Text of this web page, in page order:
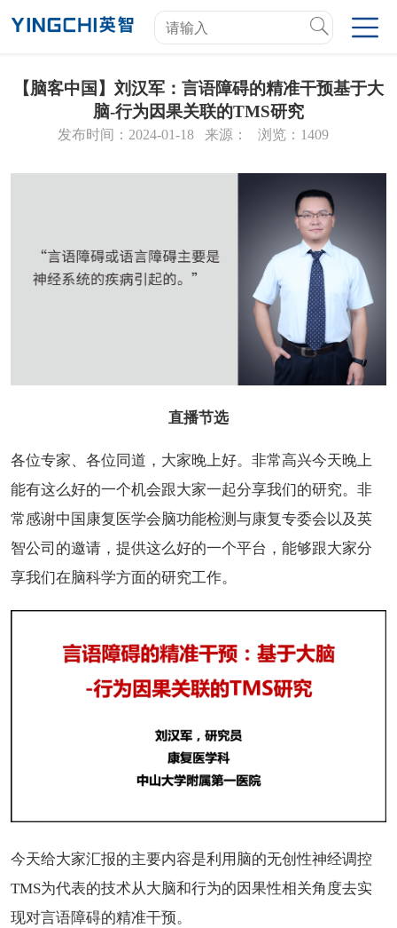
【脑客中国】刘汉军：言语障碍的精准干预基于大
脑-行为因果关联的TMS研究
发布时间：2024-01-18 来源： 浏览：1409
直播节选
各位专家、各位同道，大家晚上好。非常高兴今天晚上
能有这么好的一个机会跟大家一起分享我们的研究。非
常感谢中国康复医学会脑功能检测与康复专委会以及英
智公司的邀请，提供这么好的一个平台，能够跟大家分
享我们在脑科学方面的研究工作。
今天给大家汇报的主要内容是利用脑的无创性神经调控
TMS为代表的技术从大脑和行为的因果性相关角度去实
现对言语障碍的精准干预。